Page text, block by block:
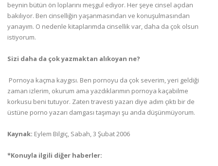
beynin bütün ön loplarını meşgul ediyor. Her şeye cinsel açıdan
bakılıyor. Ben cinselliğin yaşanmasından ve konuşulmasından
yanayım. O nedenle kitaplarımda cinsellik var, daha da çok olsun
istiyorum.
Sizi daha da çok yazmaktan alıkoyan ne?
 Pornoya kaçma kaygısı. Ben pornoyu da çok severim, yeri geldiği
zaman izlerim, okurum ama yazdıklarımın pornoya kaçabilme
korkusu beni tutuyor. Zaten travesti yazarı diye adım çıktı bir de
üstüne porno yazarı damgası taşımayı şu anda düşünmüyorum.
Kaynak: Eylem Bilgiç, Sabah, 3 Şubat 2006
*Konuyla ilgili diğer haberler: